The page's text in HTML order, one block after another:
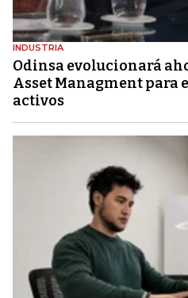
INDUSTRIA
Odinsa evolucionará
Asset Managment para
activos